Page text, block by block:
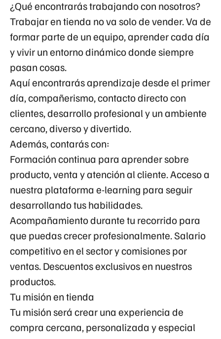
¿Qué encontrarás trabajando con nosotros?
Trabajar en tienda no va solo de vender. Va de
formar parte de un equipo, aprender cada día
y vivir un entorno dinámico donde siempre
pasan cosas.
Aquí encontrarás aprendizaje desde el primer
día, compañerismo, contacto directo con
clientes, desarrollo profesional y un ambiente
cercano, diverso y divertido.
Además, contarás con:
Formación continua para aprender sobre
producto, venta y atención al cliente. Acceso a
nuestra plataforma e-learning para seguir
desarrollando tus habilidades.
Acompañamiento durante tu recorrido para
que puedas crecer profesionalmente. Salario
competitivo en el sector y comisiones por
ventas. Descuentos exclusivos en nuestros
productos.
Tu misión en tienda
Tu misión será crear una experiencia de
compra cercana, personalizada y especial